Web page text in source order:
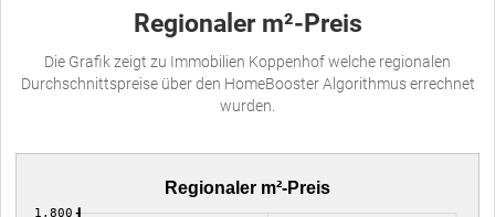
Regionaler m²-Preis
Die Grafik zeigt zu Immobilien Koppenhof welche regionalen
Durchschnittspreise über den HomeBooster Algorithmus errechnet
wurden.
Regionaler m²-Preis
1,800